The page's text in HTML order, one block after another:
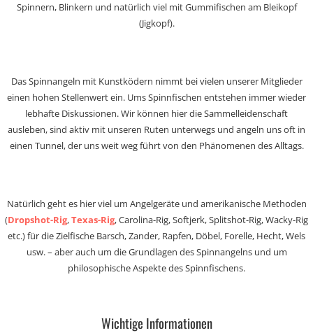
Spinnern, Blinkern und natürlich viel mit Gummifischen am Bleikopf
(Jigkopf).
Das Spinnangeln mit Kunstködern nimmt bei vielen unserer Mitglieder
einen hohen Stellenwert ein. Ums Spinnfischen entstehen immer wieder
lebhafte Diskussionen. Wir können hier die Sammelleidenschaft
ausleben, sind aktiv mit unseren Ruten unterwegs und angeln uns oft in
einen Tunnel, der uns weit weg führt von den Phänomenen des Alltags.
Natürlich geht es hier viel um Angelgeräte und amerikanische Methoden
(Dropshot-Rig,Texas-Rig, Carolina-Rig, Softjerk, Splitshot-Rig, Wacky-Rig
etc.) für die Zielfische Barsch, Zander, Rapfen, Döbel, Forelle, Hecht, Wels
usw. – aber auch um die Grundlagen des Spinnangelns und um
philosophische Aspekte des Spinnfischens.
Wichtige Informationen